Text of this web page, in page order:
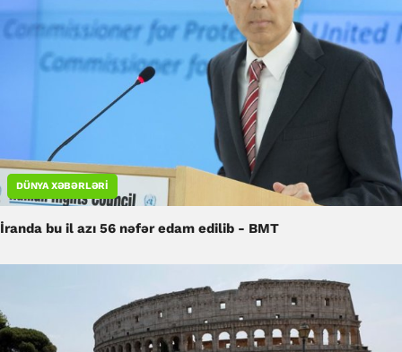
DÜNYA XƏBƏRLƏRI
İranda bu il azı 56 nəfər edam edilib - BMT